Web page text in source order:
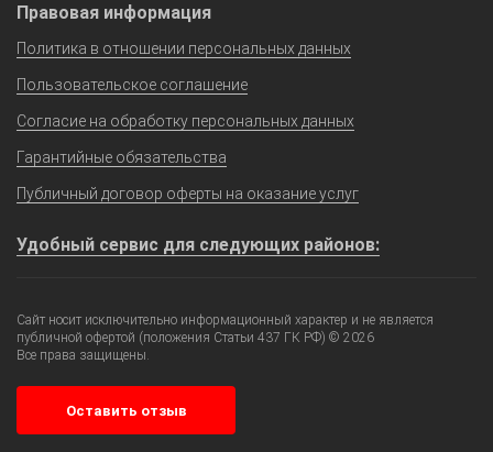
Правовая информация
Политика в отношении персональных данных
Пользовательское соглашение
Согласие на обработку персональных данных
Гарантийные обязательства
Публичный договор оферты на оказание услуг
Удобный сервис для следующих районов:
Сайт носит исключительно информационный характер и не является
публичной офертой (положения Статьи 437 ГК РФ) © 2026
Все права защищены.
Оставить отзыв